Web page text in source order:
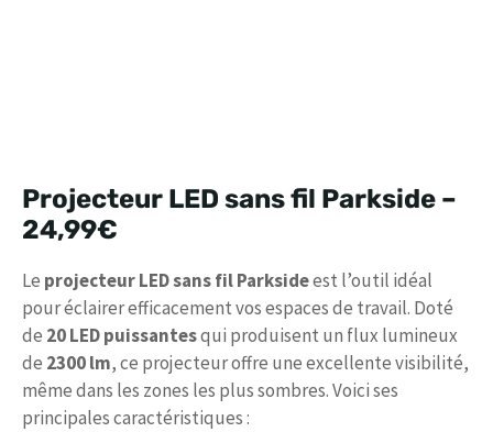
Projecteur LED sans fil Parkside –
24,99€
Le projecteur LED sans fil Parksideest l’outil idéal
pour éclairer efficacement vos espaces de travail. Doté
de 20 LED puissantesqui produisent un flux lumineux
de 2300 lm, ce projecteur offre une excellente visibilité,
même dans les zones les plus sombres. Voici ses
principales caractéristiques :